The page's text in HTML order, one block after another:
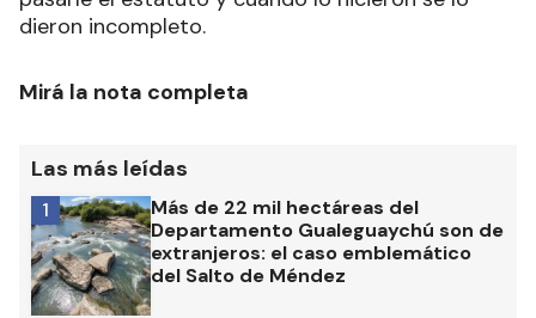
dieron incompleto.
Mirá la nota completa
Las más leídas
Más de 22 mil hectáreas del
Departamento Gualeguaychú son de
extranjeros: el caso emblemático
del Salto de Méndez
1